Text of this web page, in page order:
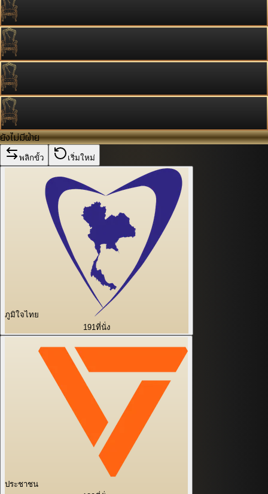
ยังไม่มีฝ่าย
พลิกขั้ว เริ่มใหม่
ภูมิใจไทย
191ที่นั่ง
ประชาชน